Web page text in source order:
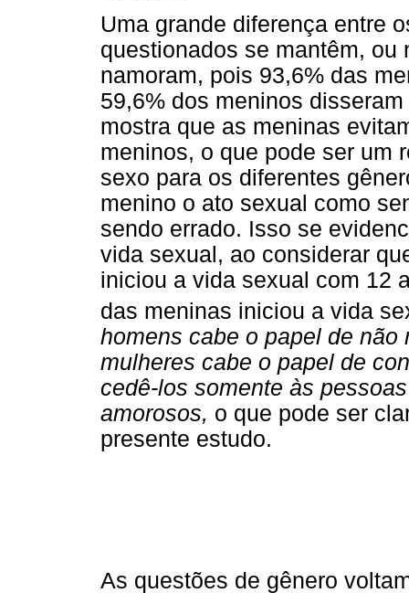
Uma grande diferença entre
questionados se mantêm,
namoram, pois 93,6% das
59,6% dos meninos
mostra que as meninas
meninos, o que pode ser um
sexo para os diferentes
menino o ato sexual como
sendo errado. Isso se
vida sexual, ao considerar
iniciou a vida sexual com 12
das meninas iniciou a vida
homens cabe o papel de
mulheres cabe o papel de
cedê-los somente às
amorosos, o que pode ser
presente estudo.
As questões de gênero